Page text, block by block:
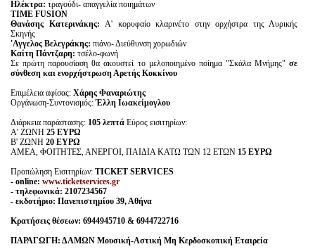
Ηλέκτρα: τραγούδι- απαγγελία ποιημάτων
TIME FUSION
Θανάσης Κατερινάκης: Α' κορυφαίο κλαρινέτο στην ορχήστρα της Λυρικής
Σκηνής
'Αγγελος Βελεγράκης: πιάνο- Διεύθυνση χορωδιών
Καίτη Πάντζαρη: τσέλο-φωνή
Σε πρώτη παρουσίαση θα ακουστεί το μελοποιημένο ποίημα "Σκάλα Μνήμης"σε
σύνθεση και ενορχήστρωση Αρετής Κοκκίνου
Επιμέλεια αφίσας: Χάρης Φαναριώτης
Οργάνωση-Συντονισμός:Έλλη Ιωακείμογλου
Διάρκεια παράστασης: 105 λεπτά Εύρος εισιτηρίων:
Α' ΖΩΝΗ 25 ΕΥΡΩ
Β' ΖΩΝΗ 20 ΕΥΡΩ
ΑΜΕΑ, ΦΟΙΤΗΤΕΣ, ΑΝΕΡΓΟΙ, ΠΑΙΔΙΑ ΚΑΤΩ ΤΩΝ 12 ΕΤΩΝ 15 ΕΥΡΩ
Προπώληση Εισιτηρίων: TICKET SERVICES
- online: www.ticketservices.gr
- τηλεφωνικά: 2107234567
- εκδοτήριο: Πανεπιστημίου 39, Αθήνα
Κρατήσεις θέσεων: 6944945710 & 6944722716
ΠΑΡΑΓΩΓΗ: ΔΑΜΩΝ Μουσική-Αστική Μη Κερδοσκοπική Εταιρεία